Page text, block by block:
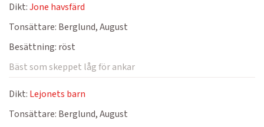
Dikt:Jone havsfärd
Tonsättare: Berglund, August
Besättning: röst
Bäst som skeppet låg för ankar
Dikt: Lejonets barn
Tonsättare: Berglund, August